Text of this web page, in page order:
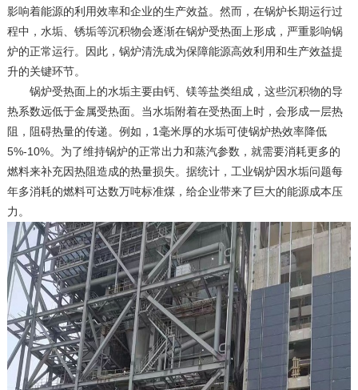
影响着能源的利用效率和企业的生产效益。然而，在锅炉长期运行过
程中，水垢、锈垢等沉积物会逐渐在锅炉受热面上形成，严重影响锅
炉的正常运行。因此，锅炉清洗成为保障能源高效利用和生产效益提
升的关键环节。
锅炉受热面上的水垢主要由钙、镁等盐类组成，这些沉积物的导
热系数远低于金属受热面。当水垢附着在受热面上时，会形成一层热
阻，阻碍热量的传递。例如，1毫米厚的水垢可使锅炉热效率降低
5%-10%。为了维持锅炉的正常出力和蒸汽参数，就需要消耗更多的
燃料来补充因热阻造成的热量损失。据统计，工业锅炉因水垢问题每
年多消耗的燃料可达数万吨标准煤，给企业带来了巨大的能源成本压
力。